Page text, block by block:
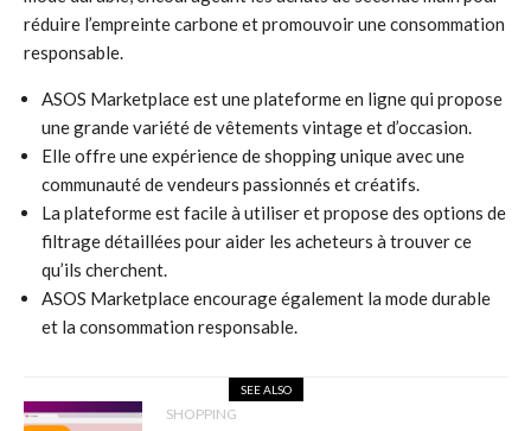
réduire l’empreinte carbone et promouvoir une consommation
responsable.
ASOS Marketplace est une plateforme en ligne qui propose
une grande variété de vêtements vintage et d’occasion.
Elle offre une expérience de shopping unique avec une
communauté de vendeurs passionnés et créatifs.
La plateforme est facile à utiliser et propose des options de
filtrage détaillées pour aider les acheteurs à trouver ce
qu’ils cherchent.
ASOS Marketplace encourage également la mode durable
et la consommation responsable.
SEE ALSO
SHOPPING